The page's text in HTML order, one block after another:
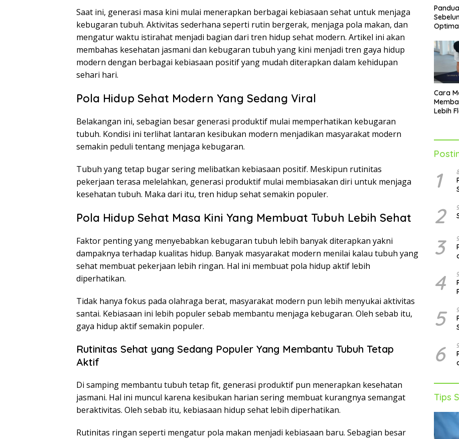
Saat ini, generasi masa kini mulai menerapkan berbagai kebiasaan sehat untuk menjaga
kebugaran tubuh. Aktivitas sederhana seperti rutin bergerak, menjaga pola makan, dan
mengatur waktu istirahat menjadi bagian dari tren hidup sehat modern. Artikel ini akan
membahas kesehatan jasmani dan kebugaran tubuh yang kini menjadi tren gaya hidup
modern dengan berbagai kebiasaan positif yang mudah diterapkan dalam kehidupan
sehari hari.
Pola Hidup Sehat Modern Yang Sedang Viral
Belakangan ini, sebagian besar generasi produktif mulai memperhatikan kebugaran
tubuh. Kondisi ini terlihat lantaran kesibukan modern menjadikan masyarakat modern
semakin peduli tentang menjaga kebugaran.
Tubuh yang tetap bugar sering melibatkan kebiasaan positif. Meskipun rutinitas
pekerjaan terasa melelahkan, generasi produktif mulai membiasakan diri untuk menjaga
kesehatan tubuh. Maka dari itu, tren hidup sehat semakin populer.
Pola Hidup Sehat Masa Kini Yang Membuat Tubuh Lebih Sehat
Faktor penting yang menyebabkan kebugaran tubuh lebih banyak diterapkan yakni
dampaknya terhadap kualitas hidup. Banyak masyarakat modern menilai kalau tubuh yang
sehat membuat pekerjaan lebih ringan. Hal ini membuat pola hidup aktif lebih
diperhatikan.
Tidak hanya fokus pada olahraga berat, masyarakat modern pun lebih menyukai aktivitas
santai. Kebiasaan ini lebih populer sebab membantu menjaga kebugaran. Oleh sebab itu,
gaya hidup aktif semakin populer.
Rutinitas Sehat yang Sedang Populer Yang Membantu Tubuh Tetap
Aktif
Di samping membantu tubuh tetap fit, generasi produktif pun menerapkan kesehatan
jasmani. Hal ini muncul karena kesibukan harian sering membuat kurangnya semangat
beraktivitas. Oleh sebab itu, kebiasaan hidup sehat lebih diperhatikan.
Rutinitas ringan seperti mengatur pola makan menjadi kebiasaan baru. Sebagian besar
Cara
Lebih
1
2
3
4
5
6
Tips